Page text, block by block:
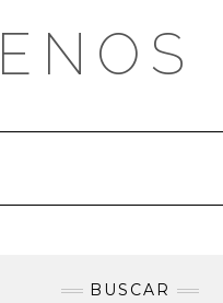
BUSCAR